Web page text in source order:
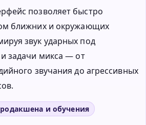
позволяет быстро
ближних и окружающих
звук ударных под
задачи микса — от
звучания до агрессивных
и обучения